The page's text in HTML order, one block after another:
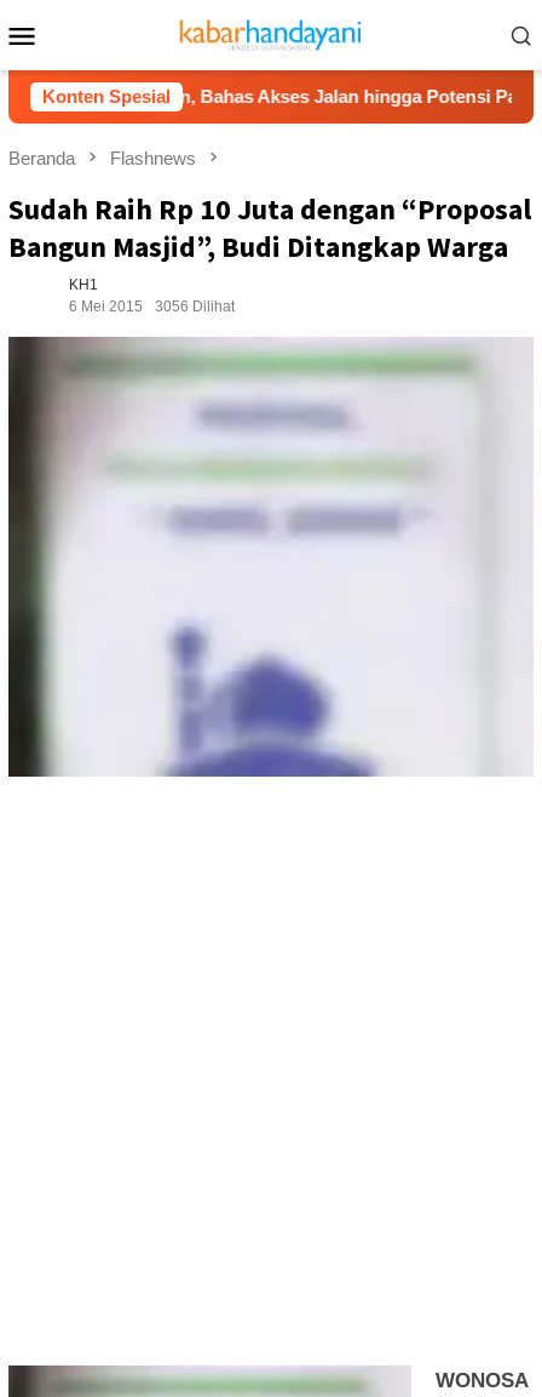
ke
kontenMobile
Konten Spesial
Bahas Akses Jalan hingga Potensi Pariwisata
Beranda Flashnews
Sudah Raih Rp 10 Juta dengan “Proposal
Bangun Masjid”, Budi Ditangkap Warga
KH1
6 Mei 2015
3056 Dilihat
WONOSA